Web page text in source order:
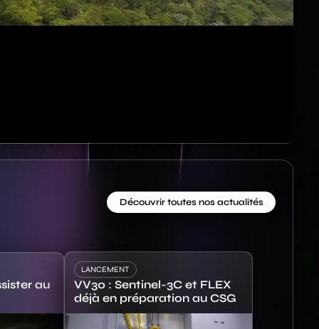
Découvrir toutes nos actualités
au
LANCEMENT
VV30 : Sentinel-3C et FLEX
déjà en préparation au CSG
Image